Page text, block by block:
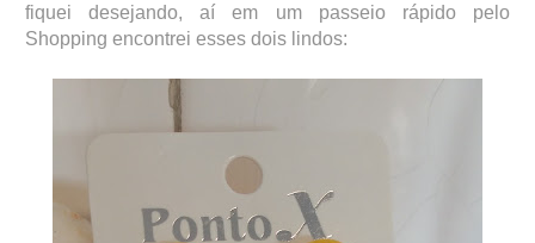
fiquei desejando, aí em um passeio rápido pelo
Shopping encontrei esses dois lindos: